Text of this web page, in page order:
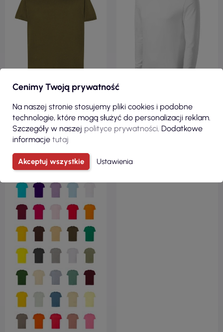
13,04 zł
( 16,04 zł brutto )
Koszulka męska tsra 190
31,56 zł
( 38,82 zł brutto )
Cenimy Twoją prywatność
Na naszej stronie stosujemy pliki cookies i podobne
technologie, które mogą służyć do personalizacji reklam.
Szczegóły w naszej polityce prywatności. Dodatkowe
informacje tutaj
Akceptuj wszystkie Ustawienia